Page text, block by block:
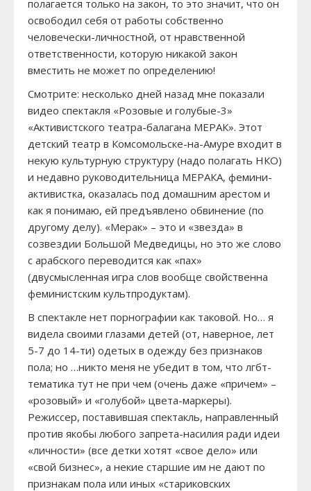
полагается только на закон, то это значит, что он
освободил себя от работы собственно
человечески-личностной, от нравственной
ответственности, которую никакой закон
вместить не может по определению!
Смотрите: несколько дней назад мне показали
видео спектакля «Розовые и голубые-3»
«Активистского театра-балагана МЕРАК». Этот
детский театр в Комсомольске-на-Амуре входит в
некую культурную структуру (надо полагать НКО)
и недавно руководительница МЕРАКА, фемини-
активистка, оказалась под домашним арестом и
как я понимаю, ей предъявлено обвинение (по
другому делу). «Мерак» – это и «звезда» в
созвездии Большой Медведицы, но это же слово
с арабского переводится как «пах»
(двусмысленная игра слов вообще свойственна
феминистским культпродуктам).
В спектакле нет порнографии как таковой. Но… я
видела своими глазами детей (от, наверное, лет
5-7 до 14-ти) одетых в одежду без признаков
пола; но …никто меня не убедит в том, что лгбт-
тематика тут не при чем (очень даже «причем» –
«розовый» и «голубой» цвета-маркеры).
Режиссер, поставившая спектакль, направленный
против якобы любого запрета-насилия ради идеи
«личности» (все детки хотят «свое дело» или
«свой бизнес», а некие старшие им не дают по
признакам пола или иных «стариковских